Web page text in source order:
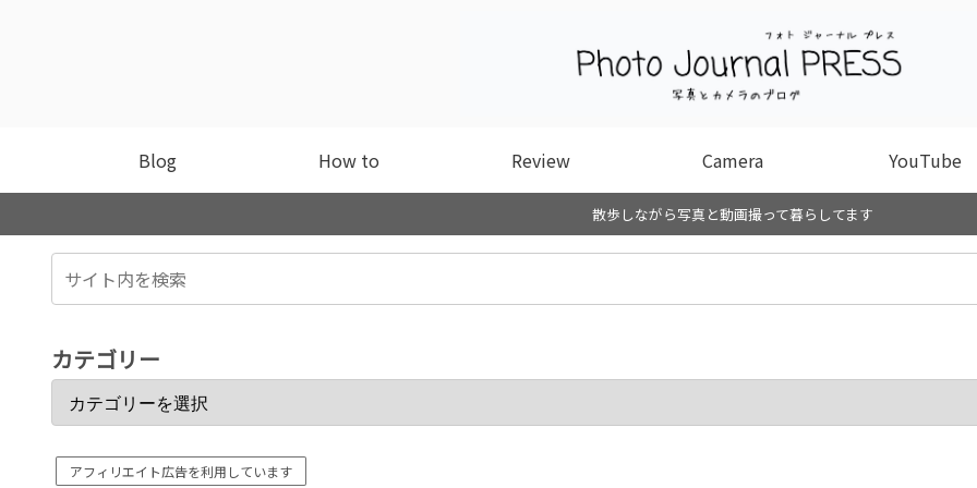
Blog How to Review Camera YouTube
散歩しながら写真と動画撮って暮らしてます
カテゴリー
アフィリエイト広告を利用しています